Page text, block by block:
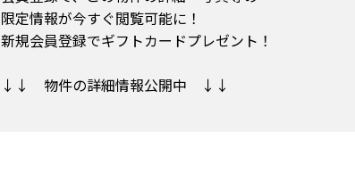
限定情報が今すぐ閲覧可能に！
新規会員登録でギフトカードプレゼント！
↓↓ 物件の詳細情報公開中 ↓↓